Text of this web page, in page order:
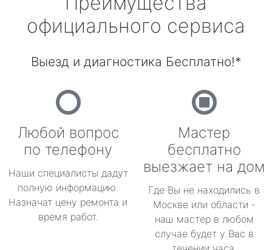
официального сервиса
Выезд и диагностика Бесплатно!*
Любой вопрос
по телефону
Наши специалисты дадут
полную информацию.
Назначат цену ремонта и
время работ.
Мастер
бесплатно
выезжает на дом
Где Вы не находились в
Москве или области -
наш мастер в любом
случае будет у Вас в